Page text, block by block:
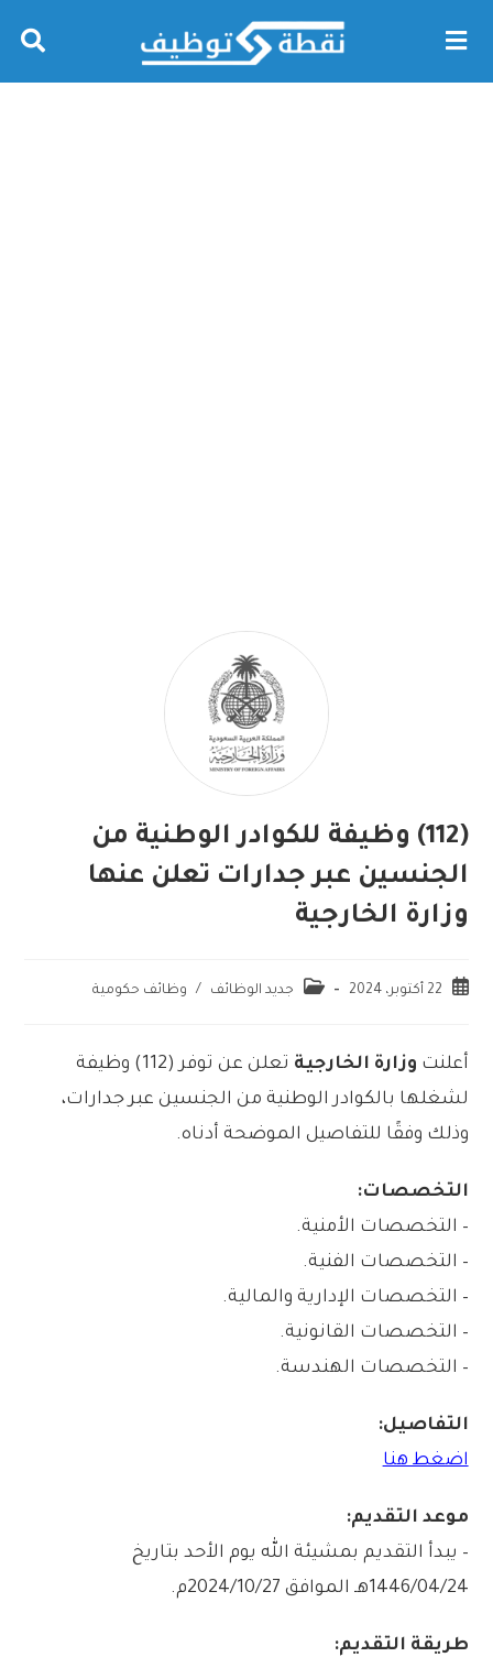
(112) وظيفة للكوادر الوطنية من
الجنسين عبر جدارات تعلن عنها
وزارة الخارجية
22 أكتوبر، 2024 جديد الوظائف / وظائف حكومية
أعلنت وزارة الخارجية
تعلن عن توفر (112) وظيفة
لشغلها بالكوادر الوطنية من الجنسين عبر جدارات،
وذلك وفقًا للتفاصيل الموضحة أدناه.
التخصصات:
– التخصصات الأمنية.
– التخصصات الفنية.
– التخصصات الإدارية والمالية.
– التخصصات القانونية.
– التخصصات الهندسة.
التفاصيل:
اضغط هنا
موعد التقديم:
– يبدأ التقديم بمشيئة الله يوم الأحد بتاريخ
1446/04/24هـ الموافق 2024/10/27م.
طريقة التقديم: